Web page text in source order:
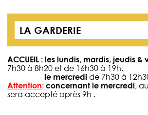
LA GARDERIE
ACCUEIL : les lundis, mardis, jeudis &
7h30 à 8h20 et de 16h30 à 19h.
le mercredi de 7h30 à
Attention: concernant le mercredi,
sera accepté après 9h .